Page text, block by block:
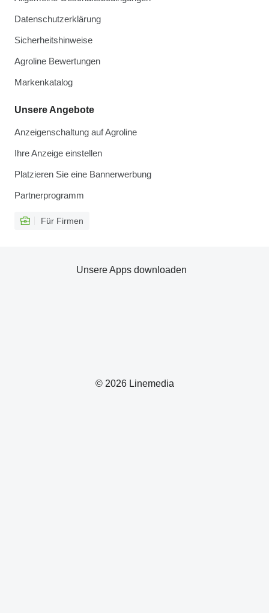
Datenschutzerklärung
Sicherheitshinweise
Agroline Bewertungen
Markenkatalog
Unsere Angebote
Anzeigenschaltung auf Agroline
Ihre Anzeige einstellen
Platzieren Sie eine Bannerwerbung
Partnerprogramm
Für Firmen
© 2026 Linemedia
Unsere Apps downloaden